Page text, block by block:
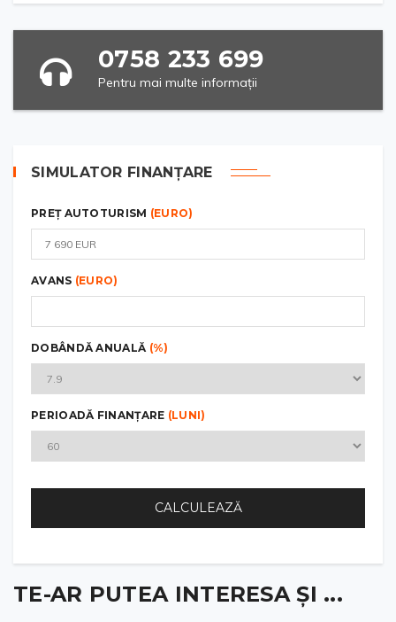
0758 233 699
Pentru mai multe informații
SIMULATOR FINANȚARE
PREȚ AUTOTURISM (EURO)
AVANS (EURO)
DOBÂNDĂ ANUALĂ (%)
PERIOADĂ FINANȚARE (LUNI)
CALCULEAZĂ
TE-AR PUTEA INTERESA ȘI ...